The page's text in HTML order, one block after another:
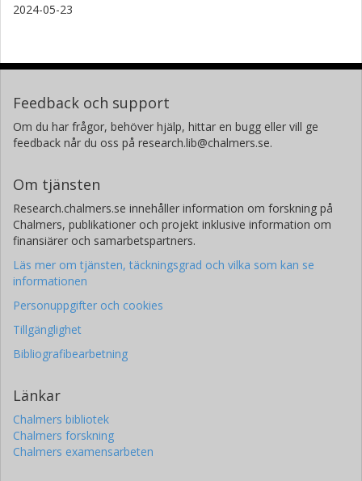
2024-05-23
Feedback och support
Om du har frågor, behöver hjälp, hittar en bugg eller vill ge
feedback når du oss på research.lib@chalmers.se.
Om tjänsten
Research.chalmers.se innehåller information om forskning på
Chalmers, publikationer och projekt inklusive information om
finansiärer och samarbetspartners.
Läs mer om tjänsten, täckningsgrad och vilka som kan se
informationen
Personuppgifter och cookies
Tillgänglighet
Bibliografibearbetning
Länkar
Chalmers bibliotek
Chalmers forskning
Chalmers examensarbeten